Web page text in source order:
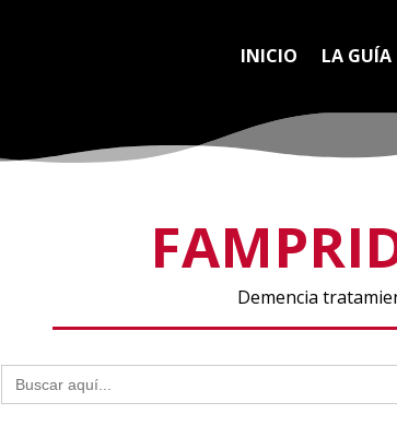
INICIO LA GUÍA
Demencia
Buscar: